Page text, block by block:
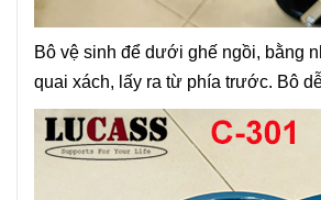
Bô vệ sinh để dưới ghế ngồi, bằng
quai xách, lấy ra từ phía trước. Bô